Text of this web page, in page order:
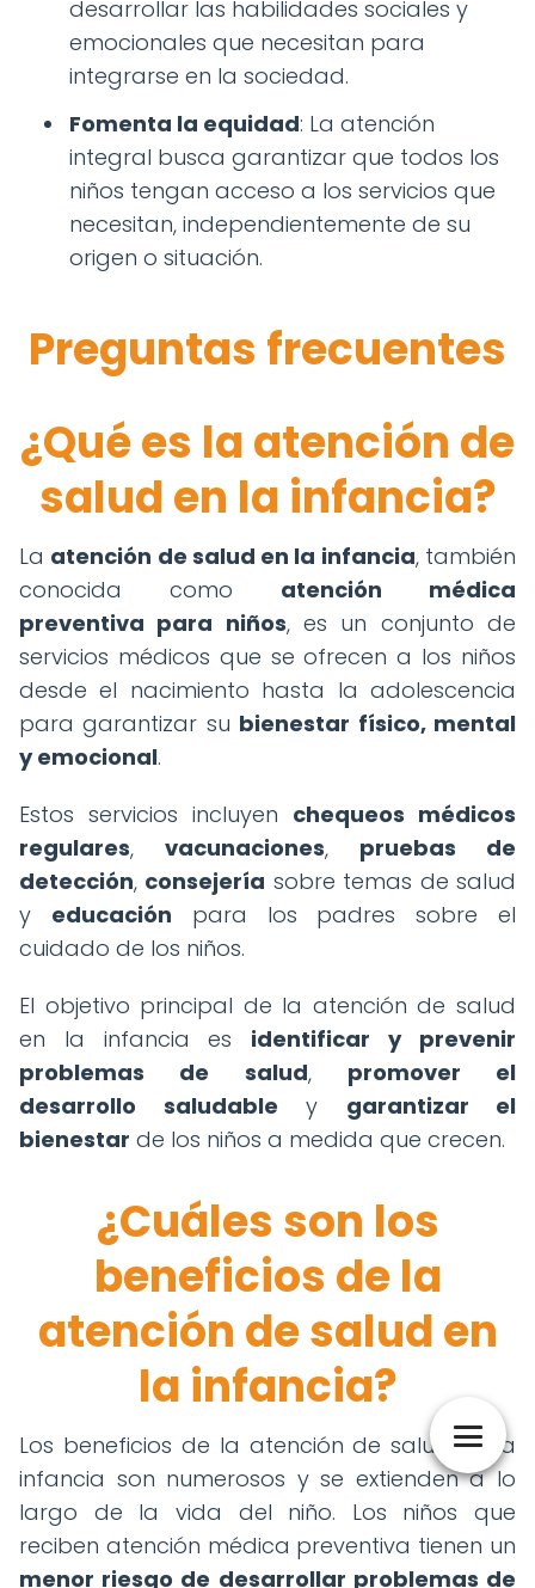
desarrollar las habilidades sociales y
emocionales que necesitan para
integrarse en la sociedad.
Fomenta la equidad: La atención
integral busca garantizar que todos los
niños tengan acceso a los servicios que
necesitan, independientemente de su
origen o situación.
Preguntas frecuentes
¿Qué es la atención de
salud en la infancia?
La atención de salud en la infancia, también
conocida como atención médica
preventiva para niños, es un conjunto de
servicios médicos que se ofrecen a los niños
desde el nacimiento hasta la adolescencia
para garantizar su bienestar físico, mental
y emocional.
Estos servicios incluyen chequeos médicos
regulares, vacunaciones, pruebas de
detección, consejería sobre temas de salud
y educación para los padres sobre el
cuidado de los niños.
El objetivo principal de la atención de salud
en la infancia es identificar y prevenir
problemas de salud, promover el
desarrollo saludable y garantizar el
bienestar de los niños a medida que crecen.
¿Cuáles son los
beneficios de la
atención de salud en
la infancia?
Los beneficios de la atención de salud en la
infancia son numerosos y se extienden a lo
largo de la vida del niño. Los niños que
reciben atención médica preventiva tienen un
menor riesgo de desarrollar problemas de